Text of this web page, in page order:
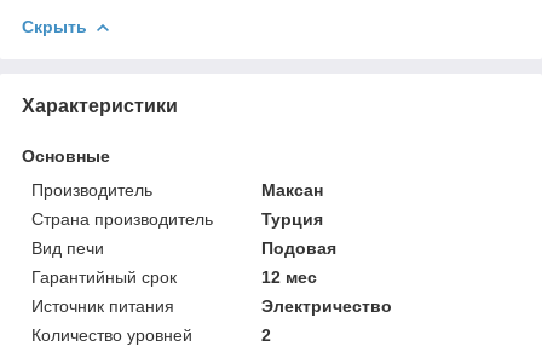
Скрыть
Характеристики
Основные
Производитель
Максан
Страна производитель
Турция
Вид печи
Подовая
Гарантийный срок
12 мес
Источник питания
Электричество
Количество уровней
2